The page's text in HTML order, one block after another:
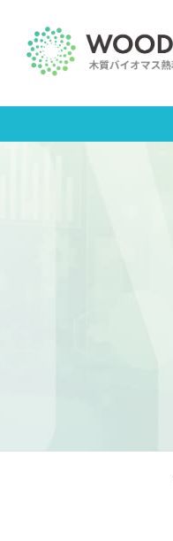
content